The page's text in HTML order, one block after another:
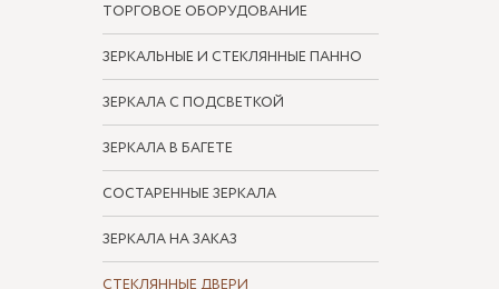
ТОРГОВОЕ ОБОРУДОВАНИЕ
ЗЕРКАЛЬНЫЕ И СТЕКЛЯННЫЕ ПАННО
ЗЕРКАЛА С ПОДСВЕТКОЙ
ЗЕРКАЛА В БАГЕТЕ
СОСТАРЕННЫЕ ЗЕРКАЛА
ЗЕРКАЛА НА ЗАКАЗ